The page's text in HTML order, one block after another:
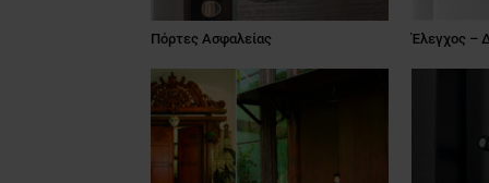
Πόρτες Ασφαλείας Έλεγχος –